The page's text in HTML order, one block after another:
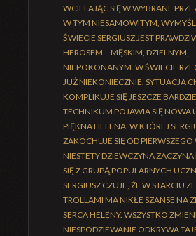
WCIELAJĄC SIĘ W WYBRANE
W TYM NIESAMOWITYM,
ŚWIECIE SERGIUSZ JEST
HEROSEM – MĘSKIM, DZIELNYM,
NIEPOKONANYM. W ŚWIECIE
JUŻ NIEKONIECZNIE. SYTUACJA
KOMPLIKUJE SIĘ JESZCZE
TECHNIKUM POJAWIA SIĘ NOWA
PIĘKNA HELENA, W KTÓREJ
ZAKOCHUJE SIĘ OD PIERWSZEGO
NIESTETY DZIEWCZYNA
SIĘ Z GRUPĄ POPULARNYCH
SERGIUSZ CZUJE, ŻE W STARCIU
TROLLAMI MA NIKŁE SZANSE NA
SERCA HELENY. WSZYSTKO
NIESPODZIEWANIE ODKRYWA